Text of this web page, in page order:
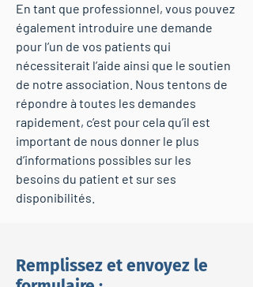
En tant que professionnel, vous pouvez
également introduire une demande
pour l’un de vos patients qui
nécessiterait l’aide ainsi que le soutien
de notre association. Nous tentons de
répondre à toutes les demandes
rapidement, c’est pour cela qu’il est
important de nous donner le plus
d’informations possibles sur les
besoins du patient et sur ses
disponibilités.
Remplissez et envoyez le